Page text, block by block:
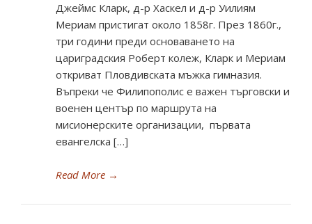
Джеймс Кларк, д-р Хаскел и д-р Уилиям
Мериам пристигат около 1858г. През 1860г.,
три години преди основаването на
цариградския Роберт колеж, Кларк и Мериам
откриват Пловдивската мъжка гимназия.
Въпреки че Филипополис е важен търговски и
военен център по маршрута на
мисионерските организации, първата
евангелска […]
Read More →